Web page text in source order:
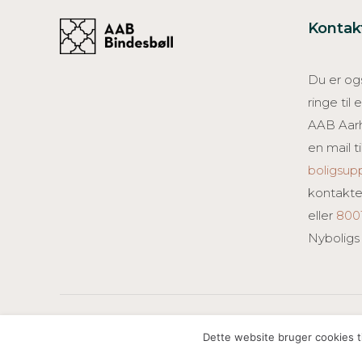
Du er
ringe til
AAB
en mail til
eller
Created by Creative ZOODette website bruger cookies